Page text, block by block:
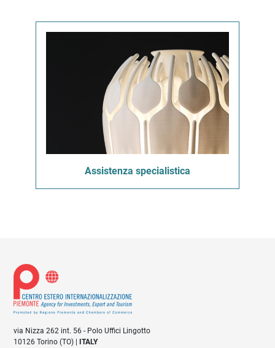
Assistenza specialistica
via Nizza 262 int. 56 - Polo Uffici Lingotto
10126 Torino (TO) |
ITALY